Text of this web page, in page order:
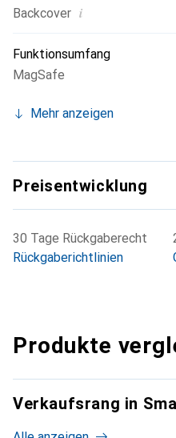
Backcover i
Funktionsumfang
MagSafe
Mehr anzeigen
Preisentwicklung
30 Tage Rückgaberecht
Rückgaberichtlinien
Produkte
Verkaufsrang in